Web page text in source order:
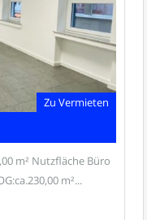
Zu Vermieten
m² Nutzfläche Büro
m²...